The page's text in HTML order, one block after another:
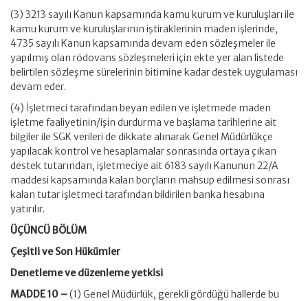
(3) 3213 sayılı Kanun kapsamında kamu kurum ve kuruluşları ile
kamu kurum ve kuruluşlarının iştiraklerinin maden işlerinde,
4735 sayılı Kanun kapsamında devam eden sözleşmeler ile
yapılmış olan rödovans sözleşmeleri için ekte yer alan listede
belirtilen sözleşme sürelerinin bitimine kadar destek uygulaması
devam eder.
(4) İşletmeci tarafından beyan edilen ve işletmede maden
işletme faaliyetinin/işin durdurma ve başlama tarihlerine ait
bilgiler ile SGK verileri de dikkate alınarak Genel Müdürlükçe
yapılacak kontrol ve hesaplamalar sonrasında ortaya çıkan
destek tutarından, işletmeciye ait 6183 sayılı Kanunun 22/A
maddesi kapsamında kalan borçların mahsup edilmesi sonrası
kalan tutar işletmeci tarafından bildirilen banka hesabına
yatırılır.
ÜÇÜNCÜ BÖLÜM
Çeşitli ve Son Hükümler
Denetleme ve düzenleme yetkisi
MADDE 10 –(1) Genel Müdürlük, gerekli gördüğü hallerde bu